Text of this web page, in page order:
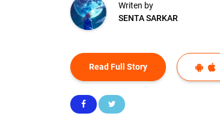
Writen by
SENTA SARKAR
Read Full Story